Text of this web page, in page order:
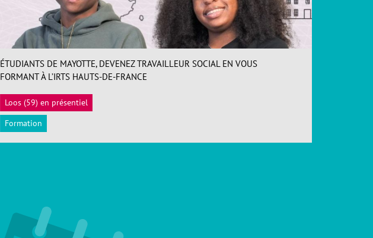
ÉTUDIANTS DE MAYOTTE, DEVENEZ TRAVAILLEUR SOCIAL EN VOUS
FORMANT À L’IRTS HAUTS-DE-FRANCE
Loos (59) en présentiel
Formation